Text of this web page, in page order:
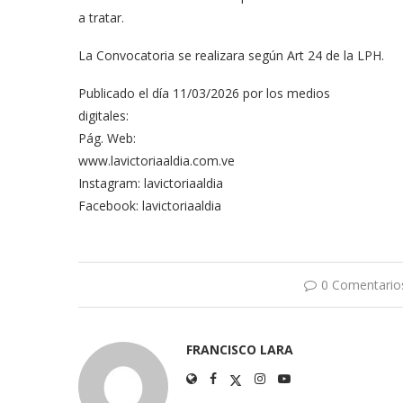
a tratar.
La Convocatoria se realizara según Art 24 de la LPH.
Publicado el día 11/03/2026 por los medios
digitales:
Pág. Web:
www.lavictoriaaldia.com.ve
Instagram: lavictoriaaldia
Facebook: lavictoriaaldia
0
FRANCISCO LARA